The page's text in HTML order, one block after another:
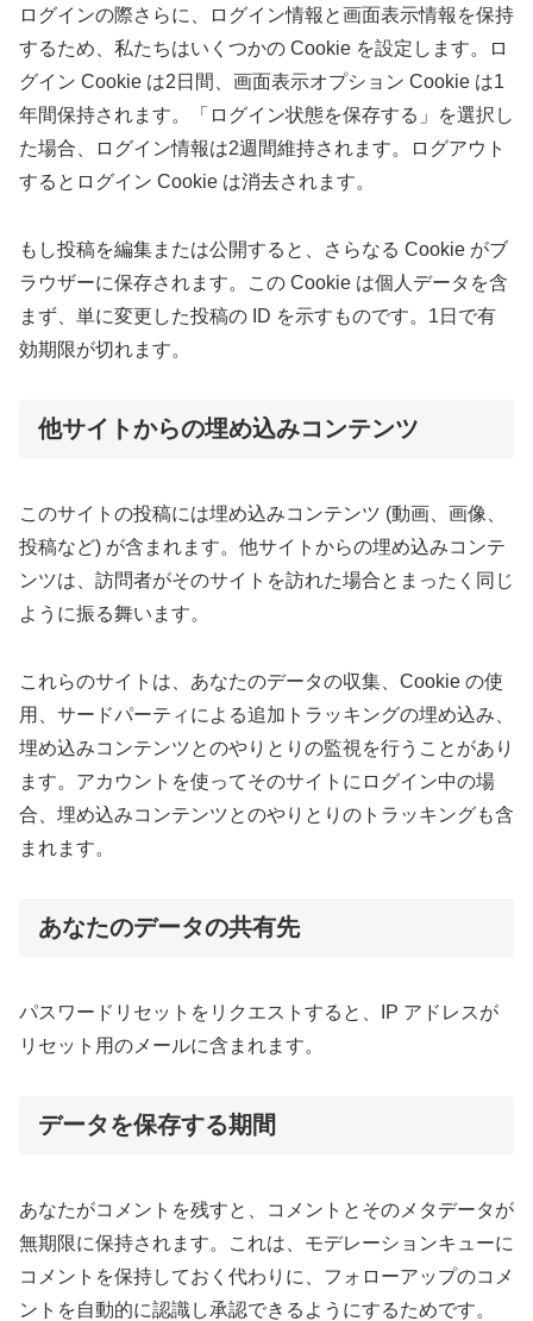
ログインの際さらに、ログイン情報と画面表示情報を保持
するため、私たちはいくつかの Cookie を設定します。ロ
グイン Cookie は2日間、画面表示オプション Cookie は1
年間保持されます。「ログイン状態を保存する」を選択し
た場合、ログイン情報は2週間維持されます。ログアウト
するとログイン Cookie は消去されます。
もし投稿を編集または公開すると、さらなる Cookie がブ
ラウザーに保存されます。この Cookie は個人データを含
まず、単に変更した投稿の ID を示すものです。1日で有
効期限が切れます。
他サイトからの埋め込みコンテンツ
このサイトの投稿には埋め込みコンテンツ (動画、画像、
投稿など) が含まれます。他サイトからの埋め込みコンテ
ンツは、訪問者がそのサイトを訪れた場合とまったく同じ
ように振る舞います。
これらのサイトは、あなたのデータの収集、Cookie の使
用、サードパーティによる追加トラッキングの埋め込み、
埋め込みコンテンツとのやりとりの監視を行うことがあり
ます。アカウントを使ってそのサイトにログイン中の場
合、埋め込みコンテンツとのやりとりのトラッキングも含
まれます。
あなたのデータの共有先
パスワードリセットをリクエストすると、IP アドレスが
リセット用のメールに含まれます。
データを保存する期間
あなたがコメントを残すと、コメントとそのメタデータが
無期限に保持されます。これは、モデレーションキューに
コメントを保持しておく代わりに、フォローアップのコメ
ントを自動的に認識し承認できるようにするためです。